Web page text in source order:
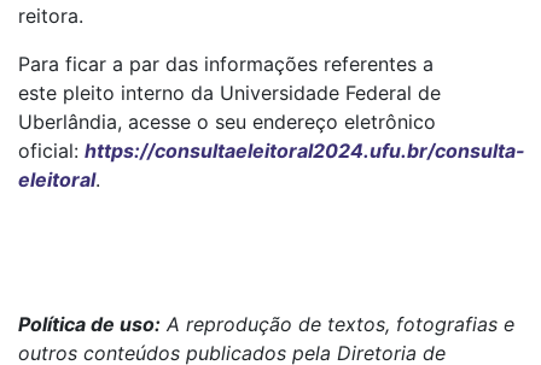
reitora.
Para ficar a par das informações referentes a
este pleito interno da Universidade Federal de
Uberlândia, acesse o seu endereço eletrônico
oficial: https://consultaeleitoral2024.ufu.br/consulta-
eleitoral.
Política de uso: A reprodução de textos, fotografias e
outros conteúdos publicados pela Diretoria de